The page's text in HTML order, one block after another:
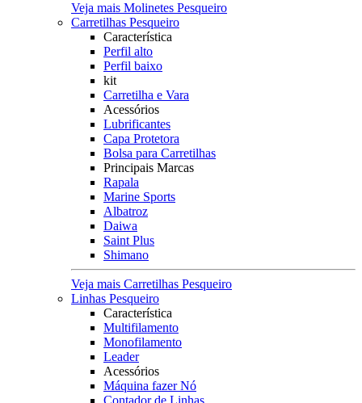
Veja mais Molinetes Pesqueiro
Carretilhas Pesqueiro
Característica
Perfil alto
Perfil baixo
kit
Carretilha e Vara
Acessórios
Lubrificantes
Capa Protetora
Bolsa para Carretilhas
Principais Marcas
Rapala
Marine Sports
Albatroz
Daiwa
Saint Plus
Shimano
Veja mais Carretilhas Pesqueiro
Linhas Pesqueiro
Característica
Multifilamento
Monofilamento
Leader
Acessórios
Máquina fazer Nó
Contador de Linhas